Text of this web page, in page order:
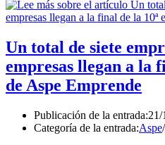
Un total de siete
empresas llegan a la
de Aspe Emprende
Publicación de la entrada:21/
Categoría de la entrada:Aspe/